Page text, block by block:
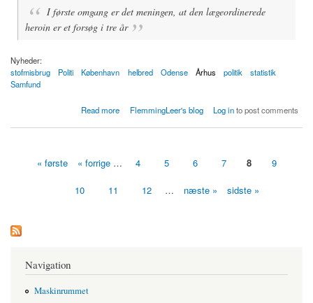
I første omgang er det meningen, at den lægeordinerede
heroin er et forsøg i tre år
Nyheder:
stofmisbrug
Politi København helbred Odense Århus politik
statistik
Samfund
Read more
about Lægeordineret heroin giver mindre kriminalitet
FlemmingLeer's blog Log into post comments
« første « forrige … 4 5 6 7 8 9
10 11 12 … næste » sidste »
Navigation
Maskinrummet